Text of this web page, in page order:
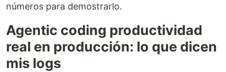
números para demostrarlo.
Agentic coding productividad
real en producción: lo que dicen
mis logs